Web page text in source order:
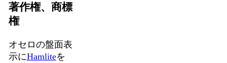
著作権、商標
権
オセロの盤面表
示にHamliteを